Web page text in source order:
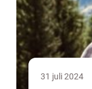
31 juli 2024